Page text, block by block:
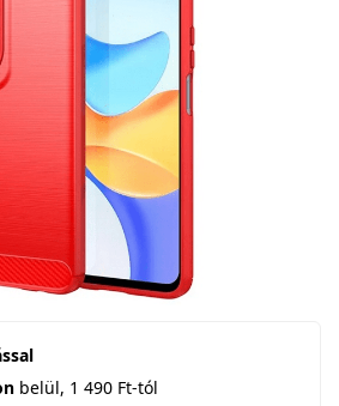
belül, 1 490 Ft-tól